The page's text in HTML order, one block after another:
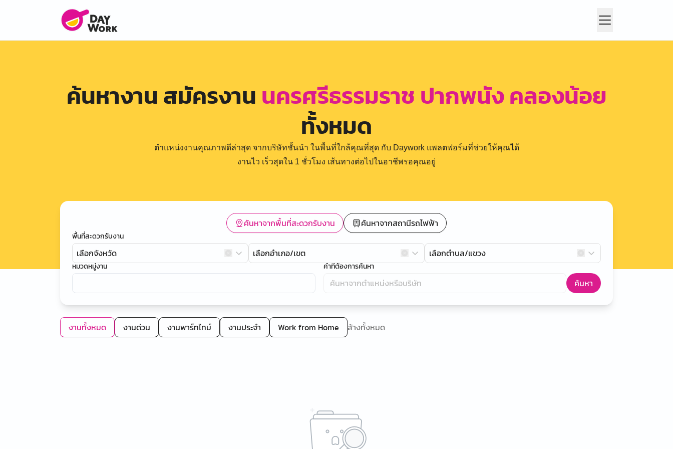
ค้นหางาน สมัครงาน นครศรีธรรมราช ปากพนัง คลองน้อย
ทั้งหมด
ตำแหน่งงานคุณภาพดีล่าสุด จากบริษัทชั้นนำ ในพื้นที่ใกล้คุณที่สุด กับ Daywork แพลตฟอร์มที่ช่วยให้คุณได้
งานไว เร็วสุดใน 1 ชั่วโมง เส้นทางต่อไปในอาชีพรอคุณอยู่
ค้นหาจากพื้นที่สะดวกรับงาน ค้นหาจากสถานีรถไฟฟ้า
พื้นที่สะดวกรับงาน
เลือกจังหวัด เลือกอำเภอ/เขต เลือกตำบล/แขวง
หมวดหมู่งาน คำที่ต้องการค้นหา
ค้นหา
งานทั้งหมด งานด่วน งานพาร์ทไทม์ งานประจำ Work from Home ล้างทั้งหมด